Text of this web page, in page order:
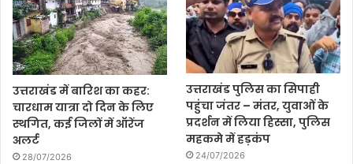
उत्तराखंड में बारिश का कहर:
चारधाम यात्रा दो दिन के लिए
स्थगित, कई जिलों में ऑरेंज
अलर्ट
28/07/2026
उत्तराखंड पुलिस का सिपाही
पहुंचा जंतर – मंतर, युवाओं के
प्रदर्शन में लिया हिस्सा, पुलिस
महकमे में हड़कंप
24/07/2026